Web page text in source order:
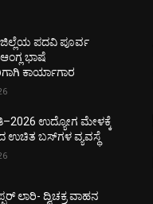
ಜಿಲ್ಲೆಯ ಪದವಿ ಪೂರ್ವ
ಭಾಷೆ
ಕಾರ್ಯಾಗಾರ
ಉದ್ಯೋಗ ಮೇಳಕ್ಕೆ
ಉಚಿತ ಬಸ್‌ಗಳ ವ್ಯವಸ್ಥೆ
ಲಾರಿ- ದ್ವಿಚಕ್ರ ವಾಹನ